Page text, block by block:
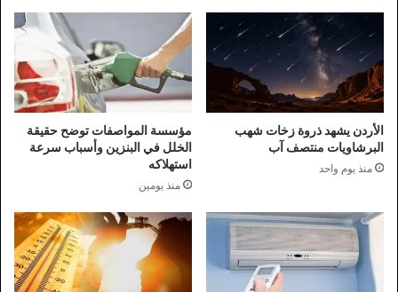
الأردن يشهد ذروة زخات شهب
البرشاويات منتصف آب
منذ يوم واحد
مؤسسة المواصفات توضح حقيقة
الخلل في البنزين وأسباب سرعة
استهلاكه
منذ يومين